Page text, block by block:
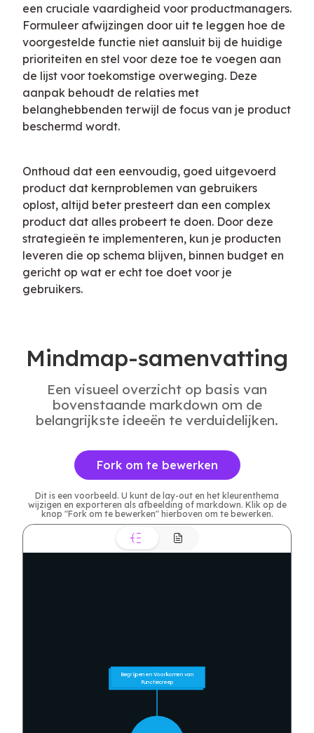
een cruciale vaardigheid voor productmanagers.
Formuleer afwijzingen door uit te leggen hoe de
voorgestelde functie niet aansluit bij de huidige
prioriteiten en stel voor deze toe te voegen aan
de lijst voor toekomstige overweging. Deze
aanpak behoudt de relaties met
belanghebbenden terwijl de focus van je product
beschermd wordt.
Onthoud dat een eenvoudig, goed uitgevoerd
product dat kernproblemen van gebruikers
oplost, altijd beter presteert dan een complex
product dat alles probeert te doen. Door deze
strategieën te implementeren, kun je producten
leveren die op schema blijven, binnen budget en
gericht op wat er echt toe doet voor je
gebruikers.
Mindmap-samenvatting
Een visueel overzicht op basis van
bovenstaande markdown om de
belangrijkste ideeën te verduidelijken.
Fork om te bewerken
Dit is een voorbeeld. U kunt de lay-out en het kleurenthema
wijzigen en exporteren als afbeelding of markdown. Klik op de
knop "Fork om te bewerken" hierboven om te bewerken.
Begrijpen en Voorkomen van
Functiecreep